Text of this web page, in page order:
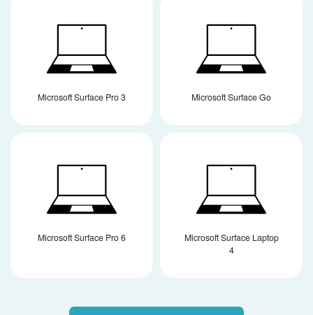
Microsoft Surface Pro 3 Microsoft Surface Go
Microsoft Surface Pro 6
Microsoft Surface Laptop
4